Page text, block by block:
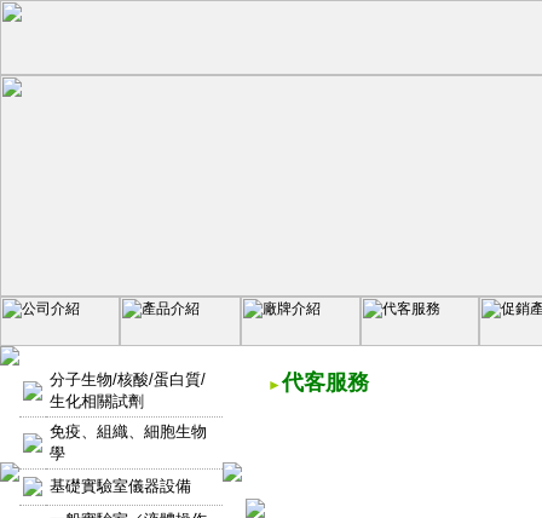
分子生物/核酸/蛋白質/
生化相關試劑
免疫、組織、細胞生物
學
基礎實驗室儀器設備
►代客服務